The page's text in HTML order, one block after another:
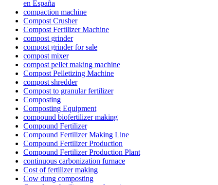
en España
compaction machine
Compost Crusher
Compost Fertilizer Machine
compost grinder
compost grinder for sale
compost mixer
compost pellet making machine
Compost Pelletizing Machine
compost shredder
Compost to granular fertilizer
Composting
Composting Equipment
compound biofertilizer making
Compound Fertilizer
Compound Fertilizer Making Line
Compound Fertilizer Production
Compound Fertilizer Production Plant
continuous carbonization furnace
Cost of fertilizer making
Cow dung composting